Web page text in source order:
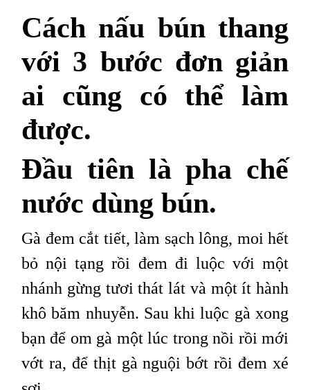
Cách nấu bún thang
với 3 bước đơn giản
ai cũng có thể làm
được.
Đầu tiên là pha chế
nước dùng bún.
Gà đem cắt tiết, làm sạch lông, moi hết
bỏ nội tạng rồi đem đi luộc với một
nhánh gừng tươi thát lát và một ít hành
khô băm nhuyễn. Sau khi luộc gà xong
bạn để om gà một lúc trong nồi rồi mới
vớt ra, để thịt gà nguội bớt rồi đem xé